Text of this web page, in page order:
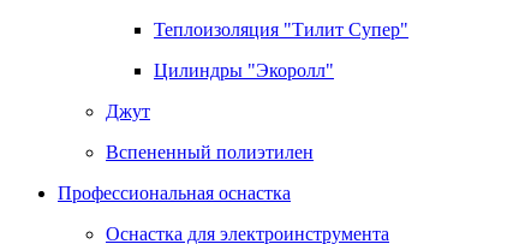
Теплоизоляция "Тилит Супер"
Цилиндры "Экоролл"
Джут
Вспененный полиэтилен
Профессиональная оснастка
Оснастка для электроинструмента